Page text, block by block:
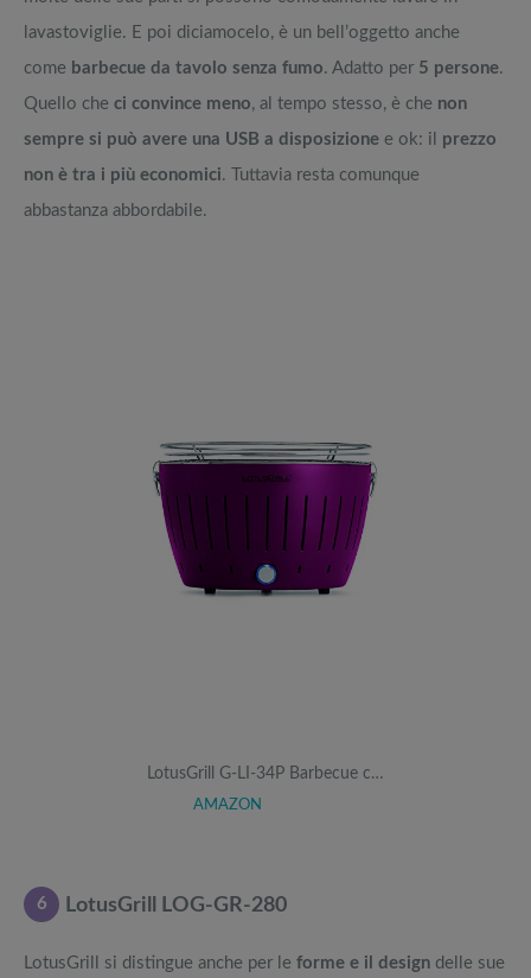
lavastoviglie. E poi diciamocelo, è un bell’oggetto anche
come barbecue da tavolo senza fumo. Adatto per 5 persone.
Quello che ci convince meno, al tempo stesso, è che non
sempre si può avere una USB a disposizione e ok: il prezzo
non è tra i più economici. Tuttavia resta comunque
abbastanza abbordabile.
LotusGrill G-LI-34P Barbecue c…
AMAZON
6 LotusGrill LOG-GR-280
LotusGrill si distingue anche per le forme e il design delle sue